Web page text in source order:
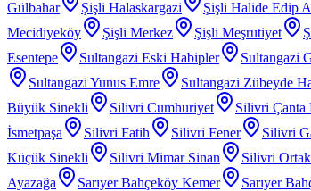
Gülbahar
Şişli Halaskargazi Şişli Halide Edip
Mecidiyeköy
Şişli Merkez Şişli Meşrutiyet
Esentepe
Sultangazi Eski Habipler Sultangazi
Sultangazi Yunus Emre
Sultangazi Zübeyde
Büyük Sinekli
Silivri Cumhuriyet Silivri Çanta
İsmetpaşa
Silivri Fatih Silivri Fener Silivri
Küçük Sinekli
Silivri Mimar Sinan Silivri
Ayazağa
Sarıyer Bahçeköy Kemer Sarıyer